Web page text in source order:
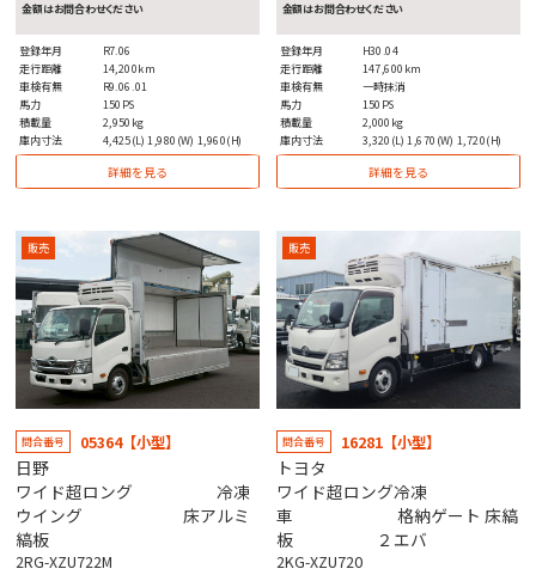
金額はお問合わせください
登録年月
走行距離
車検有無
馬力
積載量
庫内寸法
R7.06
14,200km
R9.06.01
150PS
2,950kg
4,425(L) 1,980(W) 1,960(H)
詳細を見る
金額はお問合わせください
登録年月
走行距離
車検有無
馬力
積載量
庫内寸法
H30.04
147,600km
一時抹消
150PS
2,000kg
3,320(L) 1,670(W) 1,720(H)
詳細を見る
販売
問合番号 05364【小型】
日野
ワイド超ロング 冷凍
ウイング 床アルミ
縞板
2RG-XZU722M
販売
問合番号 16281【小型】
トヨタ
ワイド超ロング冷凍
車 格納ゲート 床縞
板 ２エバ
2KG-XZU720